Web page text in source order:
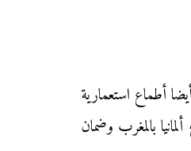
أطماع استعمارية
الحفاظ على مصالح ألمانيا بالمغرب وضمان